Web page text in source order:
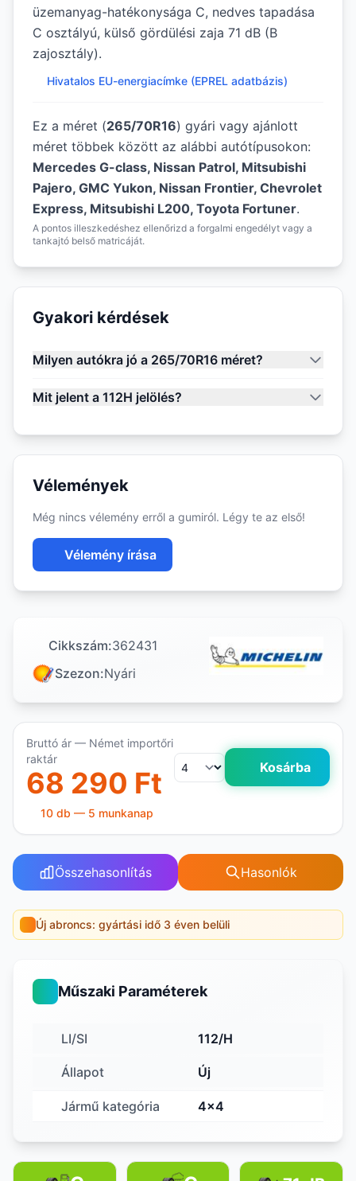
üzemanyag-hatékonysága C, nedves tapadása
C osztályú, külső gördülési zaja 71 dB (B
zajosztály).
Hivatalos EU-energiacímke (EPREL adatbázis)
Ez a méret (265/70R16) gyári vagy ajánlott
méret többek között az alábbi autótípusokon:
Mercedes G-class, Nissan Patrol, Mitsubishi
Pajero, GMC Yukon, Nissan Frontier, Chevrolet
Express, Mitsubishi L200, Toyota Fortuner.
A pontos illeszkedéshez ellenőrizd a forgalmi engedélyt vagy a
tankajtó belső matricáját.
Gyakori kérdések
Milyen autókra jó a 265/70R16 méret?
Mit jelent a 112H jelölés?
Vélemények
Még nincs vélemény erről a gumiról. Légy te az első!
Vélemény írása
Cikkszám:362431
Szezon:Nyári
Bruttó ár — Német importőri
raktár
68 290 Ft Kosárba
10 db — 5 munkanap
Összehasonlítás Hasonlók
Új abroncs: gyártási idő 3 éven belüli
Műszaki Paraméterek
LI/SI 112/H
Állapot Új
Jármű kategória 4x4